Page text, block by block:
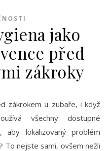
jako
před
zákroky
zákrokem u zubaře, i když
všechny dostupné
lokalizovaný problém
To nejste sami, ovšem nežli